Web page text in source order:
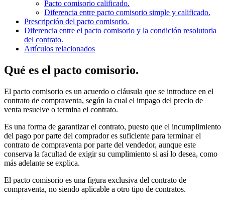
Pacto comisorio calificado.
Diferencia entre pacto comisorio simple y calificado.
Prescripción del pacto comisorio.
Diferencia entre el pacto comisorio y la condición resolutoria
del contrato.
Artículos relacionados
Qué es el pacto comisorio.
El pacto comisorio es un acuerdo o cláusula que se introduce en el
contrato de compraventa, según la cual el impago del precio de
venta resuelve o termina el contrato.
Es una forma de garantizar el contrato, puesto que el incumplimiento
del pago por parte del comprador es suficiente para terminar el
contrato de compraventa por parte del vendedor, aunque este
conserva la facultad de exigir su cumplimiento si así lo desea, como
más adelante se explica.
El pacto comisorio es una figura exclusiva del contrato de
compraventa, no siendo aplicable a otro tipo de contratos.